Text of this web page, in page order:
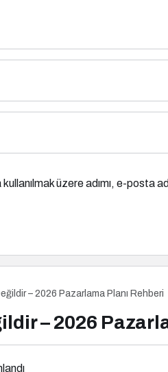
üzere adımı, e-posta
– 2026 Pazarlama Planı Rehberi
– 2026